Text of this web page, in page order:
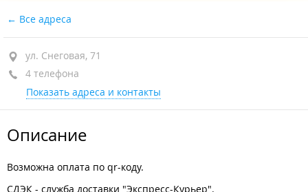
Все адреса
ул. Снеговая, 71
4 телефона
Показать адреса и контакты
Описание
Возможна оплата по qr-коду.
СДЭК - служба доставки "Экспресс-Курьер".